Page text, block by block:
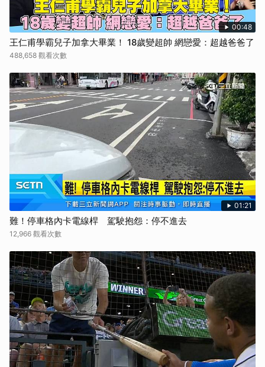
00:48
王仁甫學霸兒子加拿大畢業！ 18歲變超帥 網戀愛：超越爸爸了
488,658 觀看次數
01:21
難！停車格內卡電線桿 駕駛抱怨：停不進去
12,966 觀看次數